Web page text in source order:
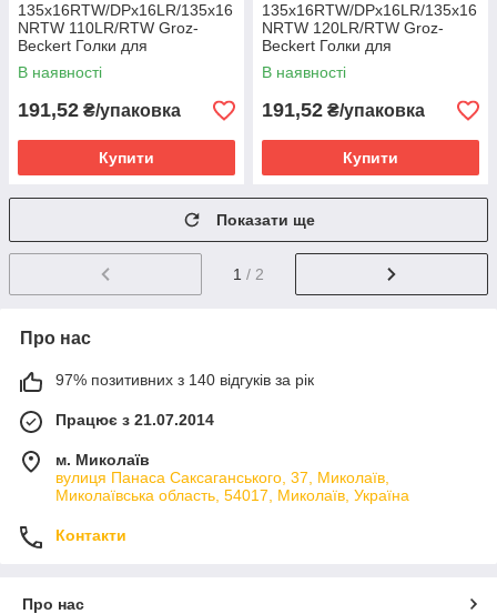
135x16RTW/DPx16LR/135x16
NRTW 110LR/RTW Groz-
Beckert Голки для
промислових швейних
машин
В наявності
191,52 ₴/упаковка
Купити
135x16RTW/DPx16LR/135x16
NRTW 120LR/RTW Groz-
Beckert Голки для
промислових швейних
машин
В наявності
191,52 ₴/упаковка
Купити
Показати ще
1 / 2
Про нас
97% позитивних з 140 відгуків за рік
Працює з 21.07.2014
м. Миколаїв
вулиця Панаса Саксаганського, 37, Миколаїв,
Миколаївська область, 54017, Миколаїв, Україна
Контакти
Про нас